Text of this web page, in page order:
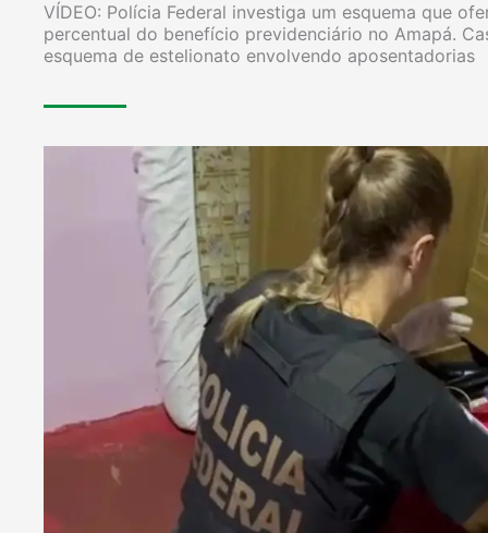
VÍDEO: Polícia Federal investiga um esquema que
percentual do benefício previdenciário no Amapá.
esquema de estelionato envolvendo aposentadorias